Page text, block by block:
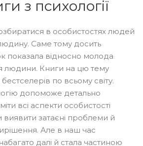
з психології
в особистостях людей
Саме тому досить
показала відносно молода
людини. Книги на цю тему
по всьому світу.
допоможе детально
всі аспекти особистості
затаєні проблеми й
Але в наш час
далі й стала частиною